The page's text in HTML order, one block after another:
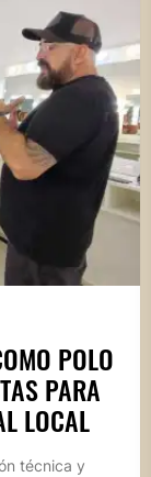
POLO
PARA
LOCAL
técnica y